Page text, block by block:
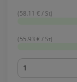
(58.11 € / St)
(55.93 € / St)
Menge